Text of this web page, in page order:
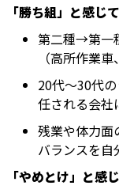
「勝ち組」と感じ
第二種→第一
（高所作業
20代〜30代
任される会社
残業や体力面
バランスを自
「やめとけ」と感